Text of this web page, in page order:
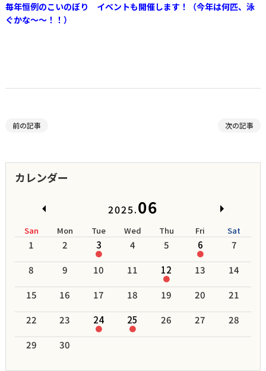
毎年恒例のこいのぼり イベントも開催します！（今年は何匹、泳
ぐかな～～！！）
前の記事 次の記事
カレンダー
2025.06
San Mon Tue Wed Thu Fri Sat
1 2 3
●
4 5 6
●
7
8
9 10 11 12
●
13
14
15
16 17 18 19 20
21
22
23 24
●
25
●
26 27
28
29
30